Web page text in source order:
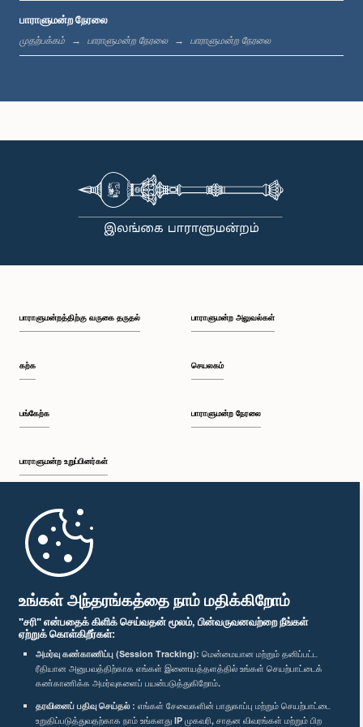
உங்கள் அந்தரங்கத்தை நாம் மதிக்கிறோம்
"சரி" என்பதைக் கிளிக் செய்வதன் மூலம், பின்வருவனவற்றை நீங்கள்
ஏற்றுக் கொள்கிறீர்கள்:
அமர்வு கண்காணிப்பு (Session Tracking): மென்மையான மற்றும் தனிப்பட்ட
ரீதியான அனுபவத்திற்காக எங்கள் இணையத்தளத்தில் உங்கள் செயற்பாட்டைக்
கண்காணிக்க அமர்வுகளைப் பயன்படுத்துகிறோம்.
தரவினைப் பதிவு செய்தல் : எங்கள் சேவைகளின் பாதுகாப்பு மற்றும் செயற்பாட்டை
உறுதிப்படுத்துவதற்காக நாம் உங்களது IP முகவரி, சாதன விவரங்கள் மற்றும் பிற
மு.ப. 11:37 - மு.ப. 11:45
மு.ப. 11:57 - பி.ப. 12:09
பி.ப. 12:09 - பி.ப. 12:18
பி.ப. 12:26 - பி.ப. 12:37
பி.ப. 12:56 - பி.ப. 1:07
பி.ப. 1:07 - பி.ப. 1:14
பி.ப. 1:14 - பி.ப. 1:22
பாராளுமன்ற நேரலை
முதற்பக்கம் பாராளுமன்ற நேரலை பாராளுமன்ற நேரலை
பாராளுமன்றத்திற்கு வருகை தருதல்
கற்க
பங்கேற்க
பாராளுமன்ற உறுப்பினர்கள்
முதற்பக்கம்
பாராளுமன்ற அலுவல்கள்
செயலகம்
பாராளுமன்ற நேரலை
பாராளுமன்ற கையடக்க செயலி
எம்மை பின்தொடர்க :
விருதுகள்